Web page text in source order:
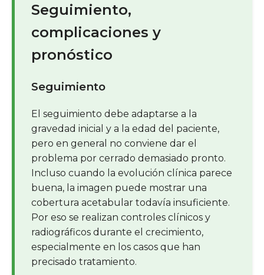
Seguimiento,
complicaciones y
pronóstico
Seguimiento
El seguimiento debe adaptarse a la
gravedad inicial y a la edad del paciente,
pero en general no conviene dar el
problema por cerrado demasiado pronto.
Incluso cuando la evolución clínica parece
buena, la imagen puede mostrar una
cobertura acetabular todavía insuficiente.
Por eso se realizan controles clínicos y
radiográficos durante el crecimiento,
especialmente en los casos que han
precisado tratamiento.